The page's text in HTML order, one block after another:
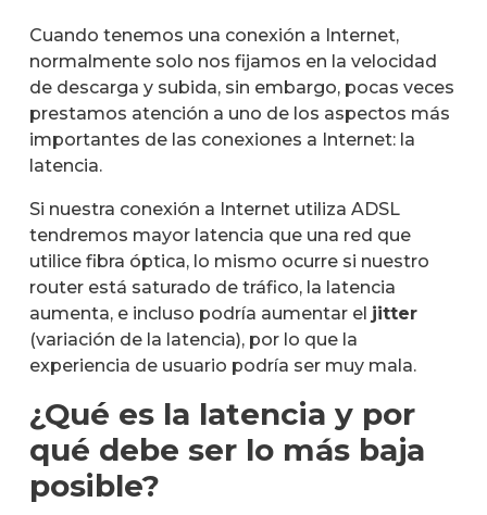
Cuando tenemos una conexión a Internet,
normalmente solo nos fijamos en la velocidad
de descarga y subida, sin embargo, pocas veces
prestamos atención a uno de los aspectos más
importantes de las conexiones a Internet: la
latencia.
Si nuestra conexión a Internet utiliza ADSL
tendremos mayor latencia que una red que
utilice fibra óptica, lo mismo ocurre si nuestro
router está saturado de tráfico, la latencia
aumenta, e incluso podría aumentar el jitter
(variación de la latencia), por lo que la
experiencia de usuario podría ser muy mala.
¿Qué es la latencia y por
qué debe ser lo más baja
posible?